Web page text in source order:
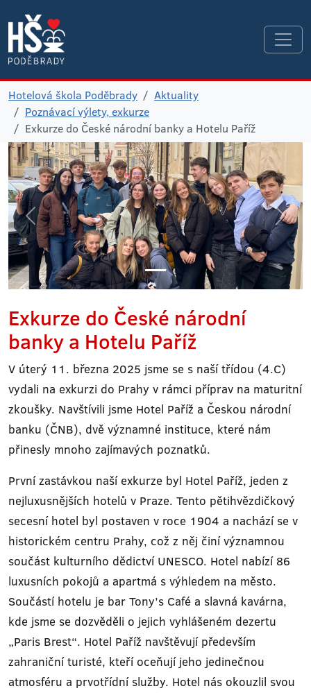
Hotelová škola Poděbrady
Aktuality
Poznávací výlety, exkurze
Exkurze do České národní banky a Hotelu Paříž
Exkurze do České národní
banky a Hotelu Paříž
V úterý 11. března 2025 jsme se s naší třídou (4.C)
vydali na exkurzi do Prahy v rámci příprav na maturitní
zkoušky. Navštívili jsme Hotel Paříž a Českou národní
banku (ČNB), dvě významné instituce, které nám
přinesly mnoho zajímavých poznatků.
První zastávkou naší exkurze byl Hotel Paříž, jeden z
nejluxusnějších hotelů v Praze. Tento pětihvězdičkový
secesní hotel byl postaven v roce 1904 a nachází se v
historickém centru Prahy, což z něj činí významnou
součást kulturního dědictví UNESCO. Hotel nabízí 86
luxusních pokojů a apartmá s výhledem na město.
Součástí hotelu je bar Tony’s Café a slavná kavárna,
kde jsme se dozvěděli o jejich vyhlášeném dezertu
„Paris Brest“. Hotel Paříž navštěvují především
zahraniční turisté, kteří oceňují jeho jedinečnou
atmosféru a prvotřídní služby. Hotel nás okouzlil svou